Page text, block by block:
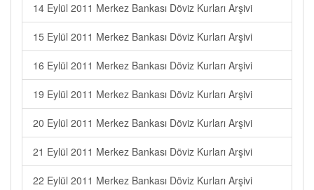
14 Eylül 2011 Merkez Bankası Döviz Kurları Arşivi
15 Eylül 2011 Merkez Bankası Döviz Kurları Arşivi
16 Eylül 2011 Merkez Bankası Döviz Kurları Arşivi
19 Eylül 2011 Merkez Bankası Döviz Kurları Arşivi
20 Eylül 2011 Merkez Bankası Döviz Kurları Arşivi
21 Eylül 2011 Merkez Bankası Döviz Kurları Arşivi
22 Eylül 2011 Merkez Bankası Döviz Kurları Arşivi